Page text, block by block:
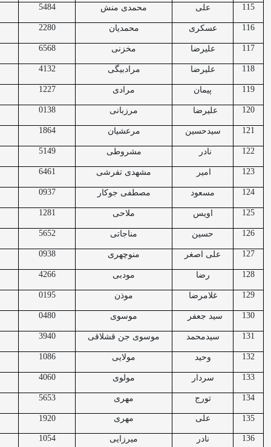
115 علی محمدی منش 5484
116 عسکری محمدیان 2280
117 علیرضا مخزنی 6568
118 علیرضا مرادبیگی 4132
119 پیمان مرادی 1227
120 علیرضا مرزبانی 0138
121 سیدحسین مرعشیان 1864
122 نادر مشروطی 5149
123 امیر مشهدی تفرشی 6461
124 مسعود مصطفی جوکار 0937
125 اویس ملاحی 1281
126 حسین مناجاتی 5652
127 علی اصغر منوچهری 0938
128 رضا مودبی 4266
129 غلامرضا موذن 0195
130 سید جعفر موسوی 0480
131 سیدمحمد موسوی جن قشلاقی 3940
132 وحید مولایی 1086
133 سردار مولوی 4060
134 تورج مهری 5653
135 علی مهری 1920
136 نادر میرزایی 1054